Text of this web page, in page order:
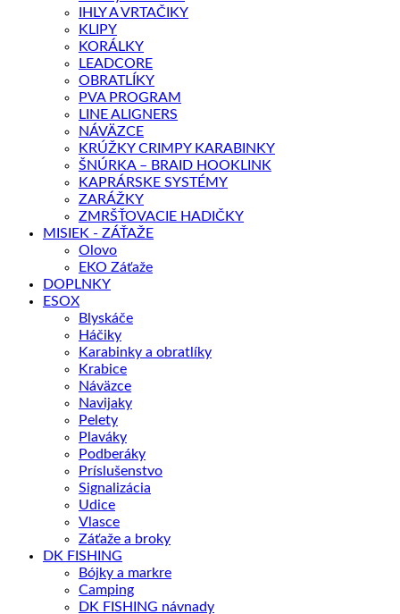
IHLY A VRTAČIKY
KLIPY
KORÁLKY
LEADCORE
OBRATLÍKY
PVA PROGRAM
LINE ALIGNERS
NÁVÄZCE
KRÚŽKY CRIMPY KARABINKY
ŠNÚRKA – BRAID HOOKLINK
KAPRÁRSKE SYSTÉMY
ZARÁŽKY
ZMRŠŤOVACIE HADIČKY
MISIEK - ZÁŤAŽE
Olovo
EKO Záťaže
DOPLNKY
ESOX
Blyskáče
Háčiky
Karabinky a obratlíky
Krabice
Náväzce
Navijaky
Pelety
Plaváky
Podberáky
Príslušenstvo
Signalizácia
Udice
Vlasce
Záťaže a broky
DK FISHING
Bójky a markre
Camping
DK FISHING návnady